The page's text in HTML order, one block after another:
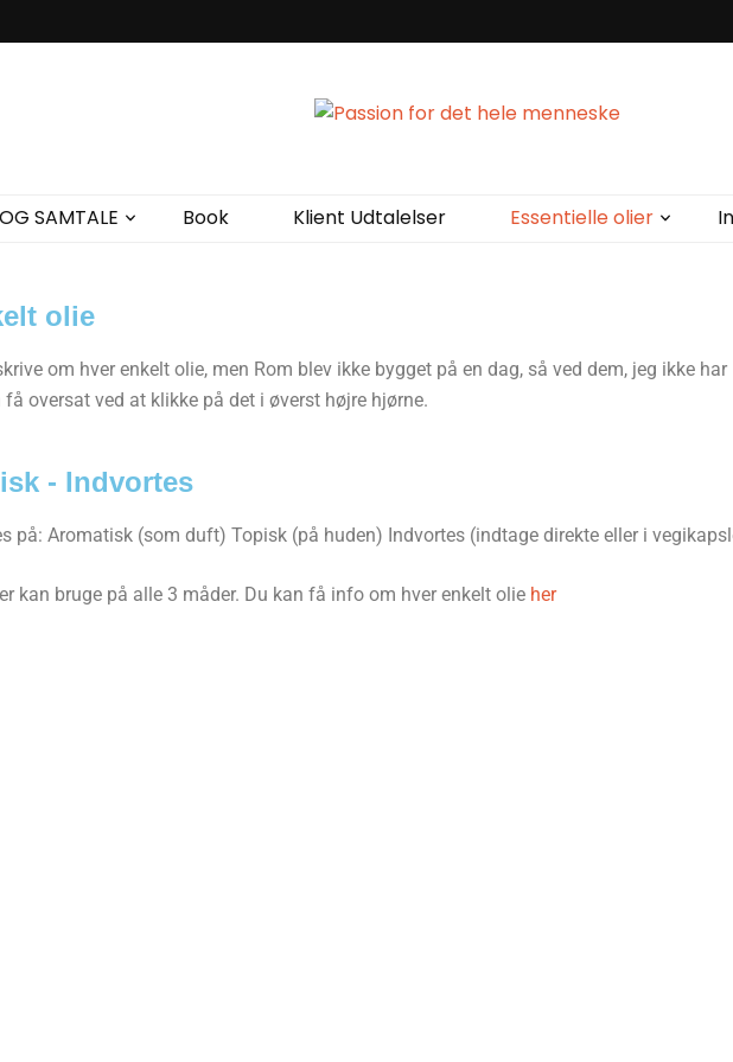
SAMTALE Book Klient Udtalelser Essentielle olier
olie
om hver enkelt olie, men Rom blev ikke bygget på en dag, så ved dem, jeg ikke
oversat ved at klikke på det i øverst højre hjørne.
- Indvortes
på: Aromatisk (som duft) Topisk (på huden) Indvortes (indtage direkte eller i
kan bruge på alle 3 måder. Du kan få info om hver enkelt olie her